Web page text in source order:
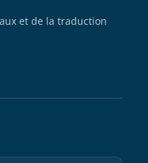
et de la traduction